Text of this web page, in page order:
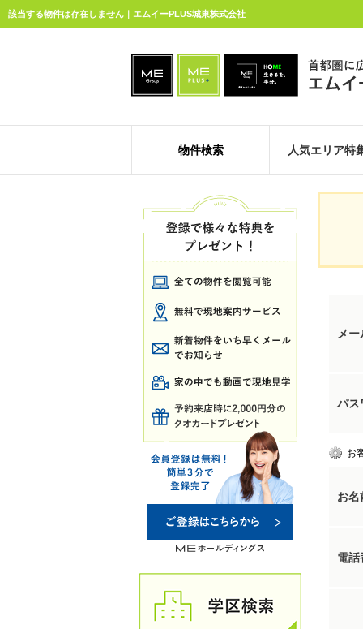
該当する物件は存在しません｜エムイーPLUS城東株式会社
物件検索 人気エリア特
メ
パス
お
お名
電話